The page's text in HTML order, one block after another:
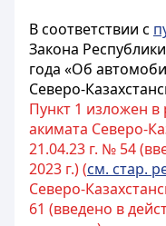
В соответствии с
Закона
года «Об
Северо-
Пункт 1 изложен в
акимата Северо-
21.04.23 г. № 54
2023 г.) (см. стар.
Северо-
61 (введено в